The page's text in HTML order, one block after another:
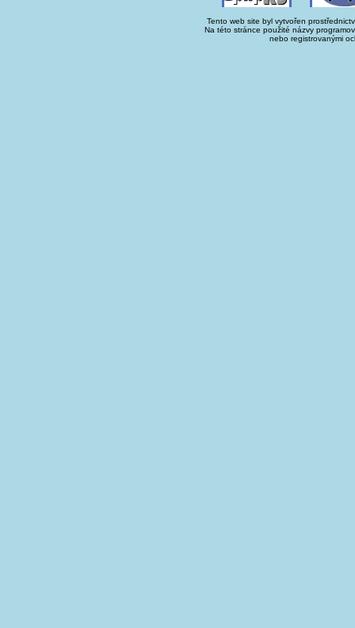
Tento web site byl vytvořen
Na této stránce použité názvy
nebo registrovanými